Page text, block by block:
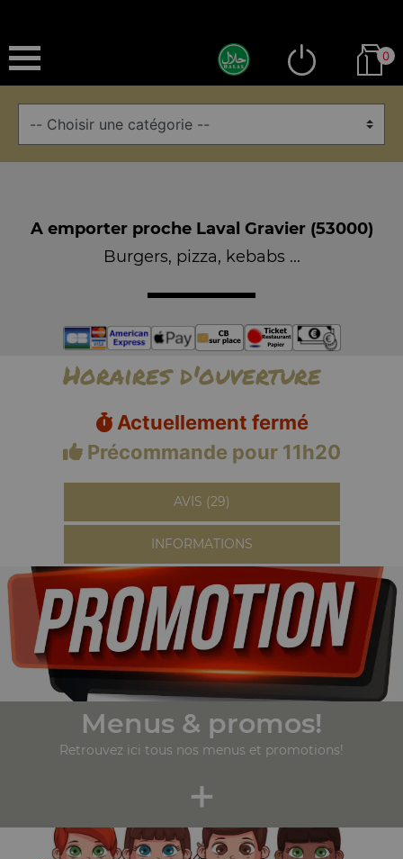
0
A emporter proche Laval Gravier (53000)
Burgers, pizza, kebabs ...
Horaires d'ouverture
Actuellement fermé
Précommande pour 11h20
AVIS (29)
INFORMATIONS
Menus & promos!
Retrouvez ici tous nos menus et promotions!
+